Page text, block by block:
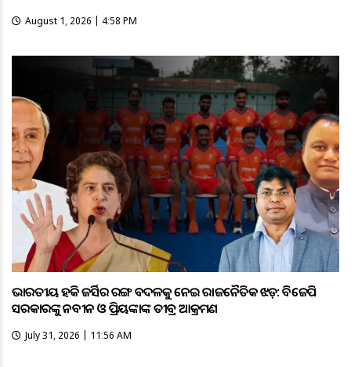
August 1, 2026 | 4:58 PM
ଭାରତୀୟ ହକି ଜର୍ସିର ରଙ୍ଗ ବଦଳକୁ ନେଇ ରାଜନୈତିକ ଝଡ଼: ବିଜେପି
ସରକାରଙ୍କୁ ନବୀନ ଓ ପ୍ରିୟଙ୍କାଙ୍କ ତୀବ୍ର ଆକ୍ରମଣ
July 31, 2026 | 11:56 AM